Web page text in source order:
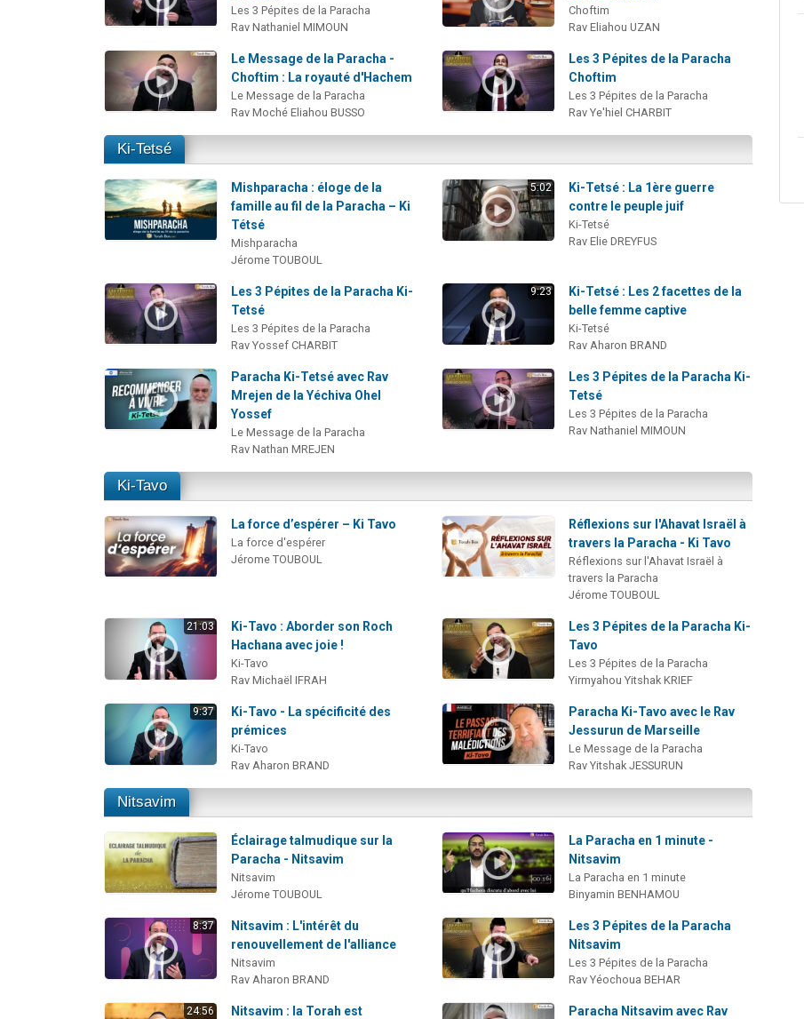
Les 3 Pépites de la Paracha
Rav Nathaniel MIMOUN
Choftim
Rav Eliahou UZAN
Le Message de la Paracha -
Choftim : La royauté d'Hachem
Le Message de la Paracha
Rav Moché Eliahou BUSSO
Les 3 Pépites de la Paracha
Choftim
Les 3 Pépites de la Paracha
Rav Ye'hiel CHARBIT
Ki-Tetsé
Mishparacha : éloge de la
famille au fil de la Paracha – Ki
Tétsé
Mishparacha
Jérome TOUBOUL
5:02
Ki-Tetsé : La 1ère guerre
contre le peuple juif
Ki-Tetsé
Rav Elie DREYFUS
Les 3 Pépites de la Paracha Ki-
Tetsé
Les 3 Pépites de la Paracha
Rav Yossef CHARBIT
9:23
Ki-Tetsé : Les 2 facettes de la
belle femme captive
Ki-Tetsé
Rav Aharon BRAND
Paracha Ki-Tetsé avec Rav
Mrejen de la Yéchiva Ohel
Yossef
Le Message de la Paracha
Rav Nathan MREJEN
Les 3 Pépites de la Paracha Ki-
Tetsé
Les 3 Pépites de la Paracha
Rav Nathaniel MIMOUN
Ki-Tavo
La force d’espérer – Ki Tavo
La force d'espérer
Jérome TOUBOUL
Réflexions sur l'Ahavat Israël à
travers la Paracha - Ki Tavo
Réflexions sur l'Ahavat Israël à
travers la Paracha
Jérome TOUBOUL
21:03
Ki-Tavo : Aborder son Roch
Hachana avec joie !
Ki-Tavo
Rav Michaël IFRAH
Les 3 Pépites de la Paracha Ki-
Tavo
Les 3 Pépites de la Paracha
Yirmyahou Yitshak KRIEF
9:37
Ki-Tavo - La spécificité des
prémices
Ki-Tavo
Rav Aharon BRAND
Paracha Ki-Tavo avec le Rav
Jessurun de Marseille
Le Message de la Paracha
Rav Yitshak JESSURUN
Nitsavim
Éclairage talmudique sur la
Paracha - Nitsavim
Nitsavim
Jérome TOUBOUL
La Paracha en 1 minute -
Nitsavim
La Paracha en 1 minute
Binyamin BENHAMOU
8:37
Nitsavim : L'intérêt du
renouvellement de l'alliance
Nitsavim
Rav Aharon BRAND
Les 3 Pépites de la Paracha
Nitsavim
Les 3 Pépites de la Paracha
Rav Yéochoua BEHAR
24:56 Nitsavim : la Torah est Paracha Nitsavim avec Rav